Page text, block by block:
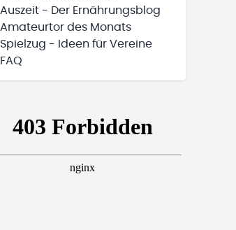
Auszeit - Der Ernährungsblog
Amateurtor des Monats
Spielzug - Ideen für Vereine
FAQ